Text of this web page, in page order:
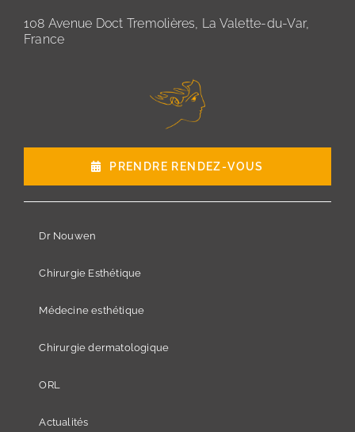
108 Avenue Doct Tremolières, La Valette-du-Var,
France
PRENDRE RENDEZ-VOUS
Dr Nouwen
Chirurgie Esthétique
Médecine esthétique
Chirurgie dermatologique
ORL
Actualités